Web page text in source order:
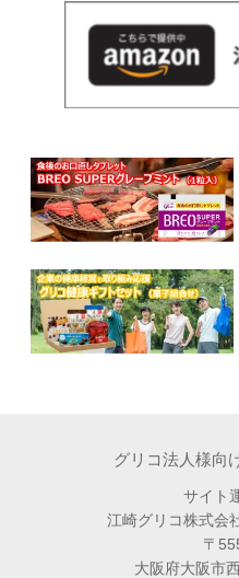
グリコ法人様向
サイト
江崎グリコ株式会
〒
大阪府大阪市